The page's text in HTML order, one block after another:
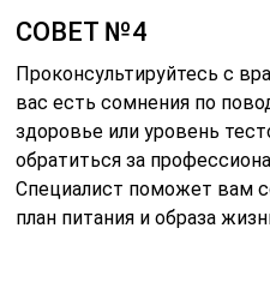
СОВЕТ №4
Проконсультируйтесь с
вас есть сомнения по
здоровье или уровень
обратиться за
Специалист поможет вам
план питания и образа